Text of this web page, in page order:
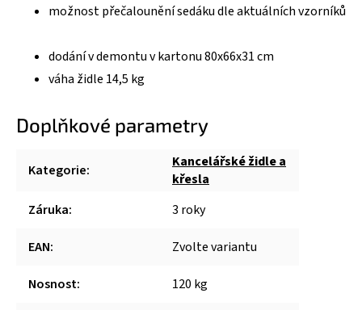
možnost přečalounění sedáku dle aktuálních vzorníků
dodání v demontu v kartonu 80x66x31 cm
váha židle 14,5 kg
Doplňkové parametry
Kategorie:
Kancelářské židle a
křesla
Záruka: 3 roky
EAN: Zvolte variantu
Nosnost: 120 kg